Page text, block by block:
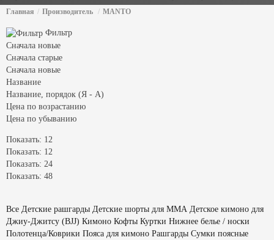
Главная Производитель MANTO
Фильтр
Сначала новые
Сначала старые
Сначала новые
Название
Название, порядок (Я - А)
Цена по возрастанию
Цена по убыванию
Показать: 12
Показать: 12
Показать: 24
Показать: 48
Все Детские рашгарды Детские шорты для ММА Детское кимоно для
Джиу-Джитсу (BJJ) Кимоно Кофты Куртки Нижнее белье / носки
Полотенца/Коврики Пояса для кимоно Рашгарды Сумки поясные